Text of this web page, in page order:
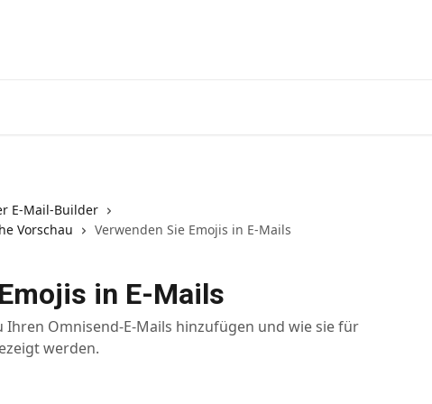
E-Mail-Builder
Vorschau
Verwenden Sie Emojis in E-Mails
in E-Mails
Ihren Omnisend-E-Mails hinzufügen und wie sie für
werden.